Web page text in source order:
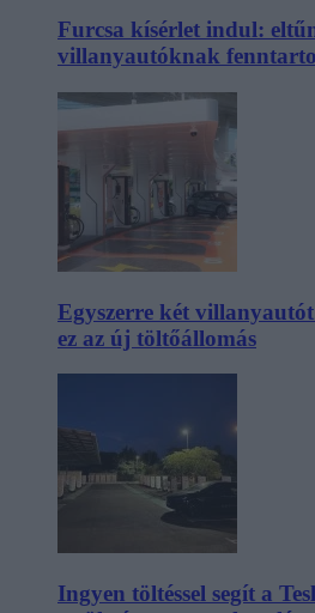
Furcsa kísérlet indul:
villanyautóknak
Egyszerre két
ez az új töltőállomás
Ingyen töltéssel segít a